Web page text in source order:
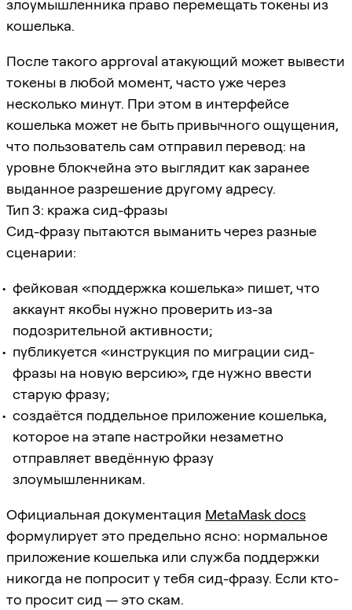
злоумышленника право перемещать токены из
кошелька.
После такого approval атакующий может вывести
токены в любой момент, часто уже через
несколько минут. При этом в интерфейсе
кошелька может не быть привычного ощущения,
что пользователь сам отправил перевод: на
уровне блокчейна это выглядит как заранее
выданное разрешение другому адресу.
Тип 3: кража сид-фразы
Сид-фразу пытаются выманить через разные
сценарии:
фейковая «поддержка кошелька» пишет, что
аккаунт якобы нужно проверить из-за
подозрительной активности;
публикуется «инструкция по миграции сид-
фразы на новую версию», где нужно ввести
старую фразу;
создаётся поддельное приложение кошелька,
которое на этапе настройки незаметно
отправляет введённую фразу
злоумышленникам.
Официальная документация MetaMask docs
формулирует это предельно ясно: нормальное
приложение кошелька или служба поддержки
никогда не попросит у тебя сид-фразу. Если кто-
то просит сид — это скам.